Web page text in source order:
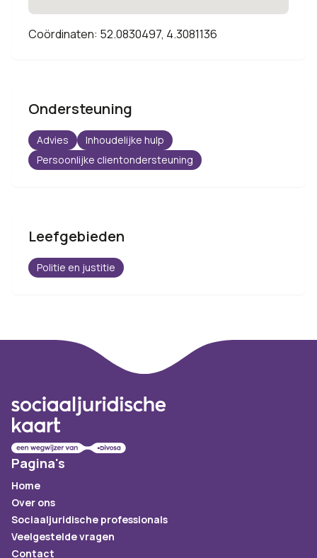
Coördinaten: 52.0830497, 4.3081136
Ondersteuning
Advies
Inhoudelijke hulp
Persoonlijke clientondersteuning
Leefgebieden
Politie en justitie
Pagina's
Home
Over ons
Sociaaljuridische professionals
Veelgestelde vragen
Contact